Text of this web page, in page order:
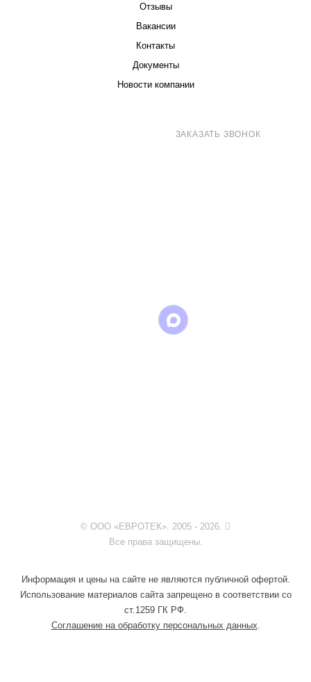
Отзывы
Вакансии
Контакты
Документы
Новости компании
ЗАКАЗАТЬ ЗВОНОК
© ООО «ЕВРОТЕК». 2005 - 2026.
Все права защищены.
Информация и цены на сайте не являются публичной офертой.
Использование материалов сайта запрещено в соответствии со
ст.1259 ГК РФ.
Соглашение на обработку персональных данных